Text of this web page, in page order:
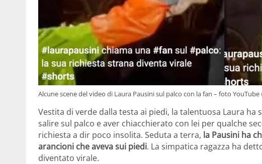
Alcune scene del video di Laura Pausini sul palco con la fan – foto
Vestita di verde dalla testa ai piedi, la talentuosa Laura
salire sul palco e aver chiacchierato con lei per qualche
richiesta a dir poco insolita. Seduta a terra, la Pausini ha
arancioni che aveva sui piedi. La simpatica ragazza ha
diventato virale.